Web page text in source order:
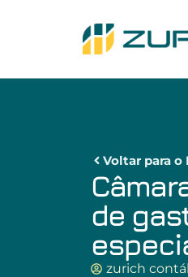
Voltar para o
de
zurich